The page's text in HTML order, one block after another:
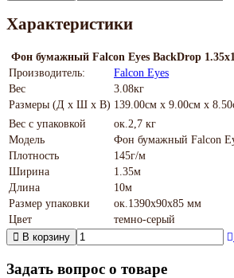
Характеристики
Фон бумажный Falcon Eyes BackDrop
Производитель:
Falcon Eyes
Вес
3.08кг
Размеры (Д х Ш х В) 139.00см x 9.00см x
Вес с упаковкой
ок.2,7 кг
Модель
Фон бумажный Falcon
Плотность
145г/м
Ширина
1.35м
Длина
10м
Размер упаковки
ок.1390х90х85 мм
Цвет
темно-серый
В корзину
Задать вопрос о товаре